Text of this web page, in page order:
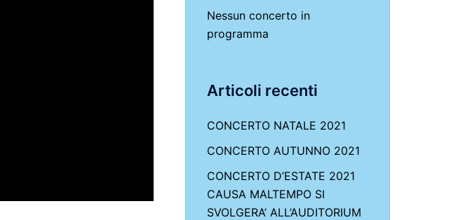
Nessun concerto in
programma
Articoli recenti
CONCERTO NATALE 2021
CONCERTO AUTUNNO 2021
CONCERTO D’ESTATE 2021
CAUSA MALTEMPO SI
SVOLGERA’ ALL’AUDITORIUM